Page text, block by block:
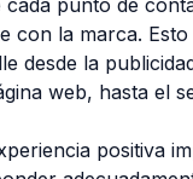
cada punto de
con la marca.
desde la
web, hasta el
positiva